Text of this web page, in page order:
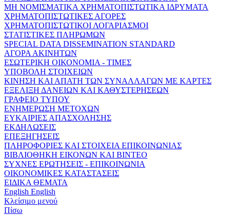
ΜΗ ΝΟΜΙΣΜΑΤΙΚΑ ΧΡΗΜΑΤΟΠΙΣΤΩΤΙΚΑ ΙΔΡΥΜΑΤΑ
ΧΡΗΜΑΤΟΠΙΣΤΩΤΙΚΕΣ ΑΓΟΡΕΣ
ΧΡΗΜΑΤΟΠΙΣΤΩΤΙΚΟΙ ΛΟΓΑΡΙΑΣΜΟΙ
ΣΤΑΤΙΣΤΙΚΕΣ ΠΛΗΡΩΜΩΝ
SPECIAL DATA DISSEMINATION STANDARD
ΑΓΟΡΑ ΑΚΙΝΗΤΩΝ
ΕΣΩΤΕΡΙΚΗ ΟΙΚΟΝΟΜΙΑ - ΤΙΜΕΣ
ΥΠΟΒΟΛΗ ΣΤΟΙΧΕΙΩΝ
ΚΙΝΗΣΗ ΚΑΙ ΑΠΑΤΗ ΤΩΝ ΣΥΝΑΛΛΑΓΩΝ ΜΕ ΚΑΡΤΕΣ
ΕΞΕΛΙΞΗ ΔΑΝΕΙΩΝ ΚΑΙ ΚΑΘΥΣΤΕΡΗΣΕΩΝ
ΓΡΑΦΕΙΟ ΤΥΠΟΥ
ΕΝΗΜΕΡΩΣΗ ΜΕΤΟΧΩΝ
ΕΥΚΑΙΡΙΕΣ ΑΠΑΣΧΟΛΗΣΗΣ
ΕΚΔΗΛΩΣΕΙΣ
ΕΠΕΞΗΓΗΣΕΙΣ
ΠΛΗΡΟΦΟΡΙΕΣ ΚΑΙ ΣΤΟΙΧΕΙΑ ΕΠΙΚΟΙΝΩΝΙΑΣ
ΒΙΒΛΙΟΘΗΚΗ ΕΙΚΟΝΩΝ ΚΑΙ ΒΙΝΤΕΟ
ΣΥΧΝΕΣ ΕΡΩΤΗΣΕΙΣ - ΕΠΙΚΟΙΝΩΝΙΑ
ΟΙΚΟΝΟΜΙΚΕΣ ΚΑΤΑΣΤΑΣΕΙΣ
ΕΙΔΙΚΑ ΘΕΜΑΤΑ
English English
Κλείσιμο μενού
Πίσω